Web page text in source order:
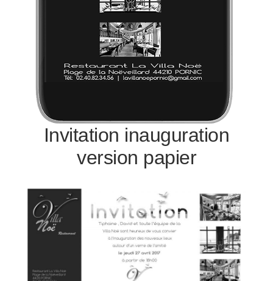
Invitation inauguration
version papier